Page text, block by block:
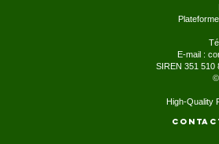
E-mail :
SIREN 351
©
High-Quality